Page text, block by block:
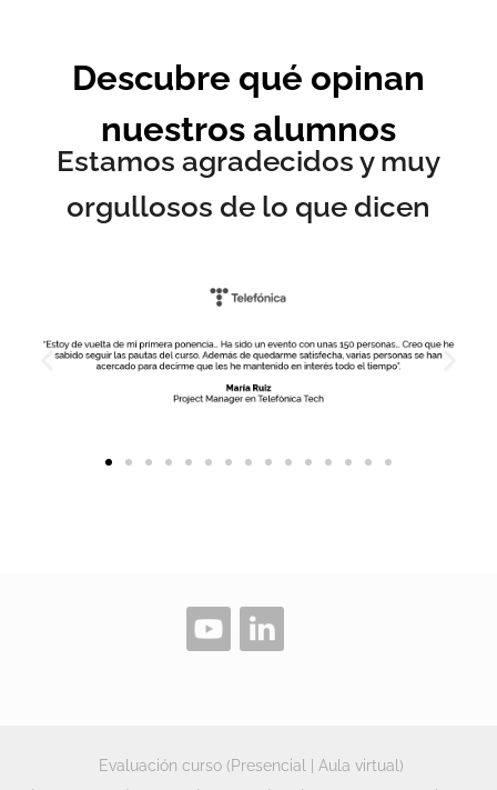
Descubre qué opinan
nuestros alumnos
Estamos agradecidos y muy
orgullosos de lo que dicen
Evaluación curso (Presencial | Aula virtual)